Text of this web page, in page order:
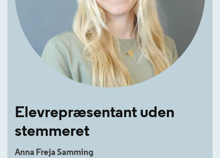
Elevrepræsentant uden
stemmeret
Anna Freja Samming